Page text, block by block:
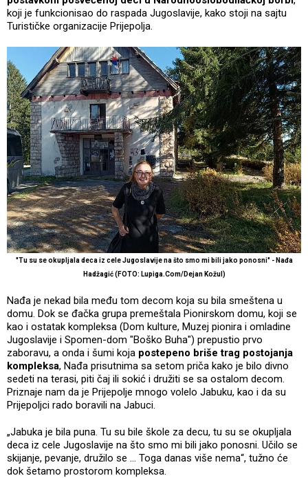
koji je funkcionisao do raspada Jugoslavije, kako stoji na sajtu
Turističke organizacije Prijepolja.
"Tu su se okupljala deca iz cele Jugoslavije na što smo mi bili jako ponosni" - Nađa
Hadžagić (FOTO: Lupiga.Com/Dejan Kožul)
Nađa je nekad bila među tom decom koja su bila smeštena u
domu. Dok se đačka grupa premeštala Pionirskom domu, koji se
kao i ostatak kompleksa (Dom kulture, Muzej pionira i omladine
Jugoslavije i Spomen-dom "Boško Buha") prepustio prvo
zaboravu, a onda i šumi koja postepeno briše trag postojanja
kompleksa, Nađa prisutnima sa setom priča kako je bilo divno
sedeti na terasi, piti čaj ili sokić i družiti se sa ostalom decom.
Priznaje nam da je Prijepolje mnogo volelo Jabuku, kao i da su
Prijepoljci rado boravili na Jabuci.
„Jabuka je bila puna. Tu su bile škole za decu, tu su se okupljala
deca iz cele Jugoslavije na što smo mi bili jako ponosni. Učilo se
skijanje, pevanje, družilo se ... Toga danas više nema“, tužno će
dok šetamo prostorom kompleksa.